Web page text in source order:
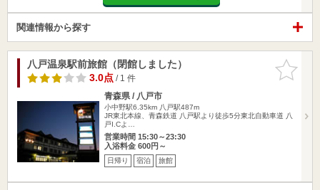
関連情報から探す
お気に入
りに追加
八戸温泉駅前旅館（閉館しました）
3.0点/ 1 件
青森県 / 八戸市
小中野駅6.35km 八戸駅487m
JR東北本線、青森鉄道 八戸駅より徒歩5分東北自動車道 八
戸I.Cよ…
営業時間 15:30～23:30
入浴料金 600円～
日帰り 宿泊 旅館